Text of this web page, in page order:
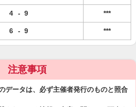
4 - 9 ***
6 - 9 ***
注意事項
データは、必ず主催者発行のものと照合